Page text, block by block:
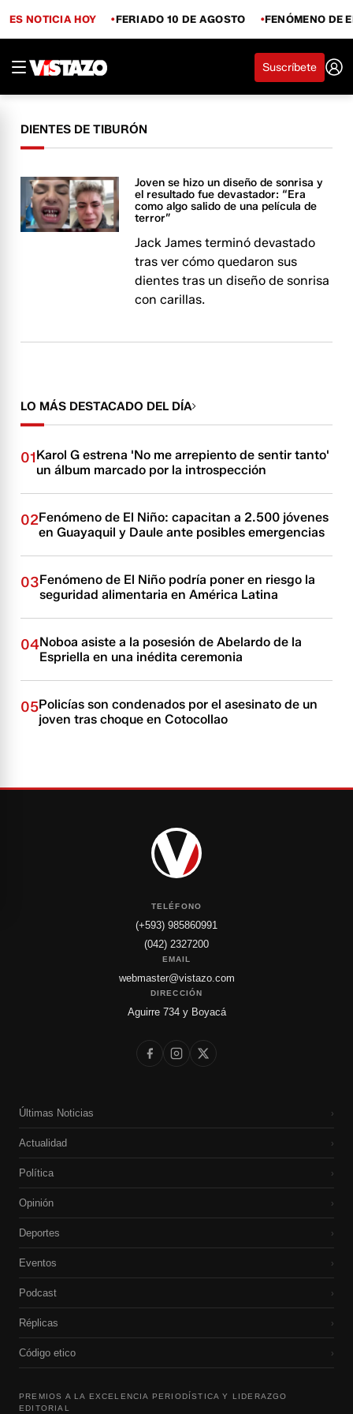
ES NOTICIA HOY FERIADO 10 DE AGOSTO FENÓMENO DE
Suscríbete
DIENTES DE TIBURÓN
Joven se hizo un diseño de sonrisa y
el resultado fue devastador: “Era
como algo salido de una película de
terror”
Jack James terminó devastado
tras ver cómo quedaron sus
dientes tras un diseño de sonrisa
con carillas.
LO MÁS DESTACADO DEL DÍA
01Karol G estrena 'No me arrepiento de sentir tanto'
un álbum marcado por la introspección
02Fenómeno de El Niño: capacitan a 2.500 jóvenes
en Guayaquil y Daule ante posibles emergencias
03Fenómeno de El Niño podría poner en riesgo la
seguridad alimentaria en América Latina
04Noboa asiste a la posesión de Abelardo de la
Espriella en una inédita ceremonia
05Policías son condenados por el asesinato de un
joven tras choque en Cotocollao
TELÉFONO
(+593) 985860991
(042) 2327200
EMAIL
webmaster@vistazo.com
DIRECCIÓN
Aguirre 734 y Boyacá
Últimas Noticias ›
Actualidad ›
Política ›
Opinión ›
Deportes ›
Eventos ›
Podcast ›
Réplicas ›
Código etico ›
PREMIOS A LA EXCELENCIA PERIODÍSTICA Y LIDERAZGO
EDITORIAL